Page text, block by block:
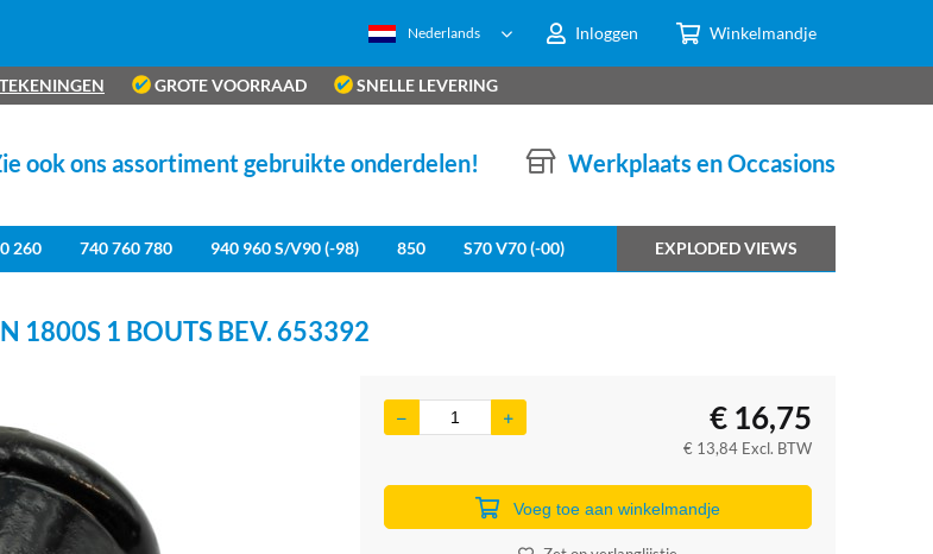
Inloggen Winkelmandje
Nederlands
GROTE VOORRAAD SNELLE LEVERING
Werkplaats en Occasions
ook ons assortiment gebruikte onderdelen!
260 740 760 780 940 960 S/V90 (-98) 850 S70 V70 (-00) EXPLODED VIEWS
1800S 1 BOUTS BEV. 653392
€ 16,75
€ 13,84 Excl. BTW
Voeg toe aan winkelmandje